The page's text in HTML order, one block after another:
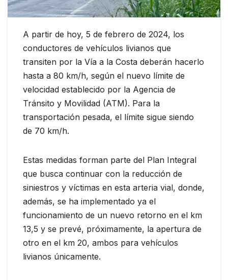
A partir de hoy, 5 de febrero de 2024, los
conductores de vehículos livianos que
transiten por la Vía a la Costa deberán hacerlo
hasta a 80 km/h, según el nuevo límite de
velocidad establecido por la Agencia de
Tránsito y Movilidad (ATM). Para la
transportación pesada, el límite sigue siendo
de 70 km/h.
Estas medidas forman parte del Plan Integral
que busca continuar con la reducción de
siniestros y víctimas en esta arteria vial, donde,
además, se ha implementado ya el
funcionamiento de un nuevo retorno en el km
13,5 y se prevé, próximamente, la apertura de
otro en el km 20, ambos para vehículos
livianos únicamente.